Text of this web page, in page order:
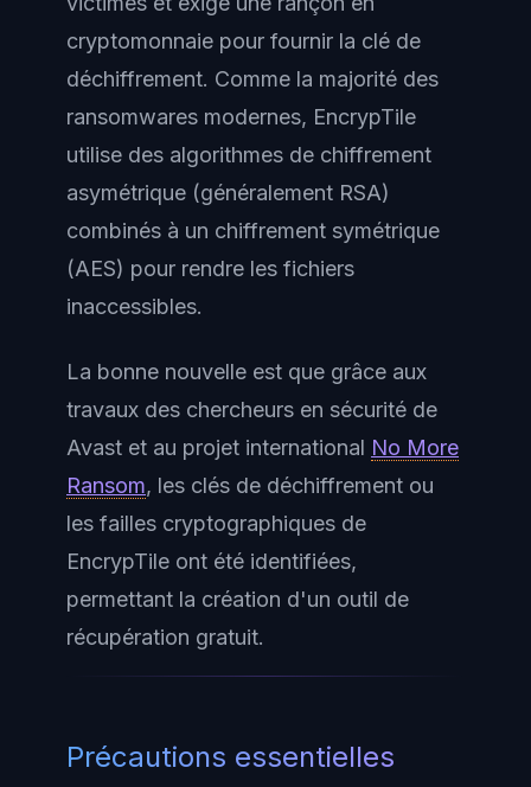
cryptomonnaie pour fournir la clé de
déchiffrement. Comme la majorité des
ransomwares modernes, EncrypTile
utilise des algorithmes de chiffrement
asymétrique (généralement RSA)
combinés à un chiffrement symétrique
(AES) pour rendre les fichiers
inaccessibles.
La bonne nouvelle est que grâce aux
travaux des chercheurs en sécurité de
Avast et au projet international No More
Ransom, les clés de déchiffrement ou
les failles cryptographiques de
EncrypTile ont été identifiées,
permettant la création d'un outil de
récupération gratuit.
Précautions essentielles